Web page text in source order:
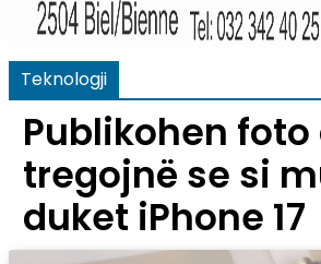
Teknologji
Publikohen foto
tregojnë se si
duket iPhone 17